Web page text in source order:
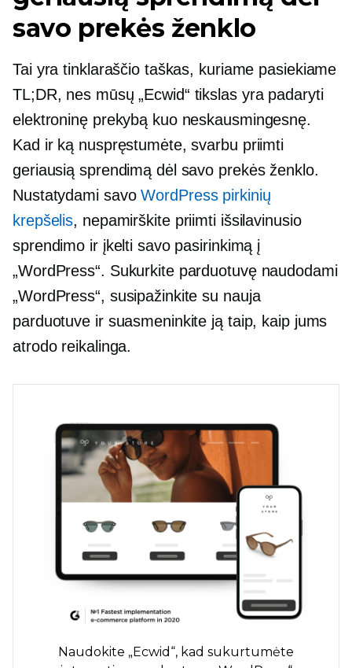
savo prekės ženklo
Tai yra tinklaraščio taškas, kuriame pasiekiame
TL;DR, nes mūsų „Ecwid“ tikslas yra padaryti
elektroninę prekybą kuo neskausmingesnę.
Kad ir ką nuspręstumėte, svarbu priimti
geriausią sprendimą dėl savo prekės ženklo.
Nustatydami savoWordPress pirkinių
krepšelis, nepamirškite priimti išsilavinusio
sprendimo ir įkelti savo pasirinkimą į
„WordPress“. Sukurkite parduotuvę naudodami
„WordPress“, susipažinkite su nauja
parduotuve ir suasmeninkite ją taip, kaip jums
atrodo reikalinga.
Naudokite „Ecwid“, kad sukurtumėte